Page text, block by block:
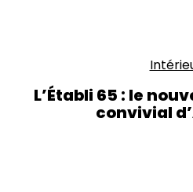
L’Établi 65 : le
convivial